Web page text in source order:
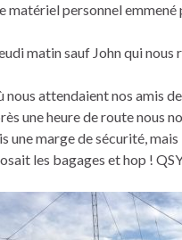
matériel personnel emmené
matin sauf John qui
attendaient nos amis
une heure de route nous
une marge de sécurité,
les bagages et hop !